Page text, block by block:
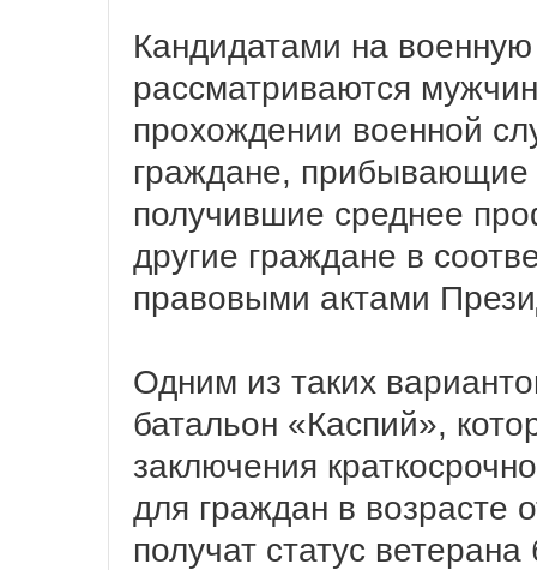
Кандидатами на военную
рассматриваются
прохождении военной
граждане,
получившие среднее
другие граждане в
правовыми актами
Одним из таких
батальон «Каспий»,
заключения
для граждан в возрасте
получат статус